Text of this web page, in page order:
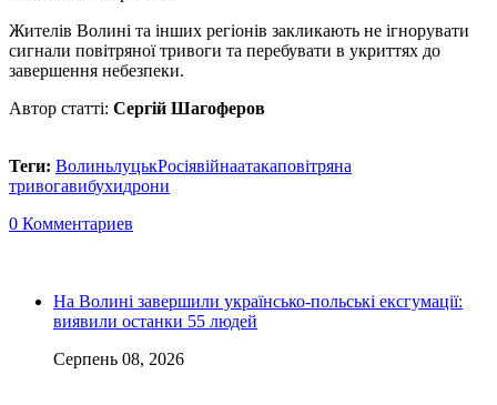
Жителів Волині та інших регіонів закликають не ігнорувати
сигнали повітряної тривоги та перебувати в укриттях до
завершення небезпеки.
Автор статті: Сергій Шагоферов
Теги: ВолиньлуцькРосіявійнаатакаповітряна
тривогавибухидрони
0 Комментариев
На Волині завершили українсько-польські ексгумації:
виявили останки 55 людей
Серпень 08, 2026